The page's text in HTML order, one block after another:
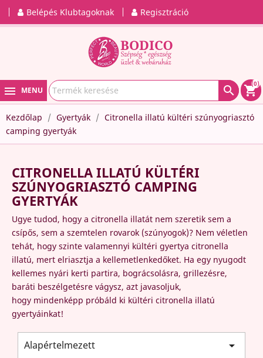
Belépés Klubtagoknak Regisztráció
MENU  shopping_cart
(0)
Kezdőlap Gyertyák
Citronella illatú kültéri szúnyogriasztó
camping gyertyák
CITRONELLA ILLATÚ KÜLTÉRI
SZÚNYOGRIASZTÓ CAMPING
GYERTYÁK
Ugye tudod, hogy a citronella illatát nem szeretik sem a
csípős, sem a szemtelen rovarok (szúnyogok)? Nem véletlen
tehát, hogy szinte valamennyi kültéri gyertya citronella
illatú, mert elriasztja a kellemetlenkedőket. Ha egy nyugodt
kellemes nyári kerti partira, bográcsolásra, grillezésre,
baráti beszélgetésre vágysz, azt javasoljuk,
hogy mindenképp próbáld ki kültéri citronella illatú
gyertyáinkat!
Alapértelmezett 